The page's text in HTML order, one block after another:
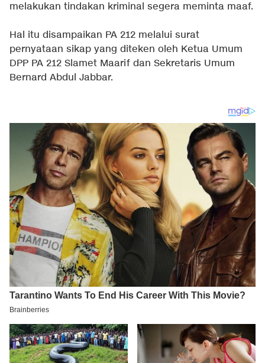
melakukan tindakan kriminal segera meminta maaf.
Hal itu disampaikan PA 212 melalui surat
pernyataan sikap yang diteken oleh Ketua Umum
DPP PA 212 Slamet Maarif dan Sekretaris Umum
Bernard Abdul Jabbar.